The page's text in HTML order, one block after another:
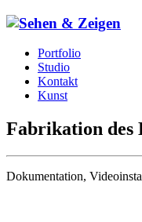
Portfolio
Studio
Kontakt
Kunst
Fabrikation des
Dokumentation,